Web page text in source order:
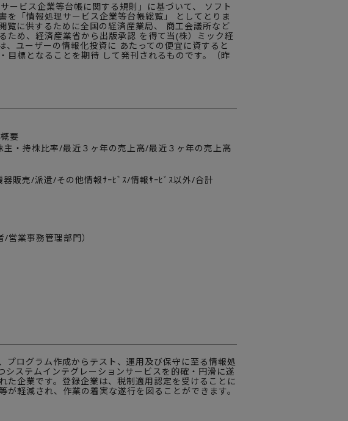
ービス企業等台帳に関する規則」に基づいて、 ソフト
を「情報処理サービス企業等台帳総覧」 としてとりま
覧に供するために全国の経済産業局、 商工会議所など
ため、経済産業省から出版承認 を得て当(株）ミック経
ユーザーの情報化投資に あたっての便宜に資すると
標となることを期待 して発刊されるものです。（昨
要
・持株比率/最近３ヶ年の売上高/最近３ヶ年の売上高
販売/派遣/その他情報ｻｰﾋﾞｽ/情報ｻｰﾋﾞｽ以外/合計
営業事務管理部門）
プログラム作成からテスト、運用及び保守に至る情報処
ステムインテグレーションサービスを的確・円滑に遂
企業です。登録企業は、税制適用認定を受けることに
軽減され、作業の着実な遂行を図ることができます。